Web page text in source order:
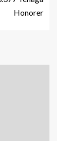
Honorer